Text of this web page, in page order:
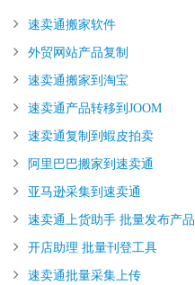
速卖通搬家软件
外贸网站产品复制
速卖通搬家到淘宝
速卖通产品转移到JOOM
速卖通复制到蝦皮拍卖
阿里巴巴搬家到速卖通
亚马逊采集到速卖通
速卖通上货助手 批量发布产品
开店助理 批量刊登工具
速卖通批量采集上传